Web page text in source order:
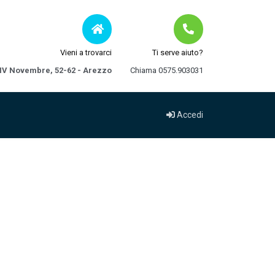
Vieni a trovarci
Novembre, 52-62 - Arezzo
Ti serve aiuto?
Chiama 0575.903031
Accedi